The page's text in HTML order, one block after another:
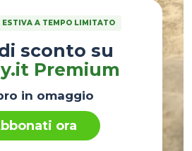
A TEMPO LIMITATO
sconto su
Premium
in omaggio
ora